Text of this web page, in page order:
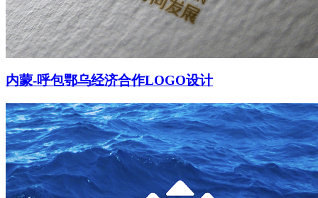
菜单 菜单
内蒙-呼包鄂乌经济合作LOGO设计